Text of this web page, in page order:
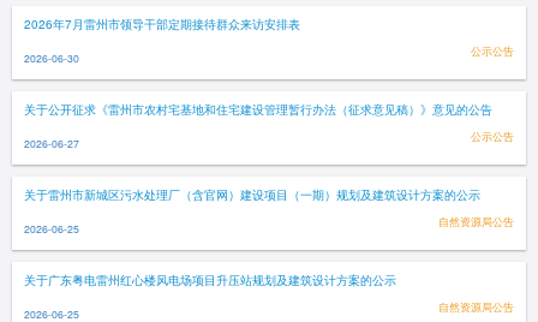
2026年7月雷州市领导干部定期接待群众来访安排表
2026-06-30 公示公告
关于公开征求《雷州市农村宅基地和住宅建设管理暂行办法（征求意见稿）》意见的公告
2026-06-27 公示公告
关于雷州市新城区污水处理厂（含官网）建设项目（一期）规划及建筑设计方案的公示
2026-06-25 自然资源局公告
关于广东粤电雷州红心楼风电场项目升压站规划及建筑设计方案的公示
2026-06-25 自然资源局公告